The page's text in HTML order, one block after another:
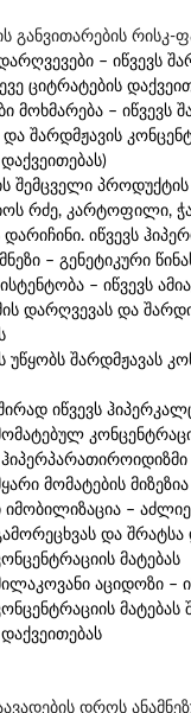
განვითარების რისკ-
– იწვევს
ციტრატების
მოხმარება – იწვევს
და შარდმჟავის
შემცველი პროდუქტის
რძე, კარტოფილი,
დარიჩინი. იწვევს
– გენეტიკური
– იწვევს
დარღვევას და
უწყობს შარდმჟავას
იწვევს
მომატების მიზეზია
იმობილიზაცია –
და
მატებას
აციდოზი –
მატებას
დროს